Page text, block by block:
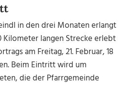
in den drei Monaten erlangt
Kilometer langen Strecke erlebt
am Freitag, 21. Februar, 18
Beim Eintritt wird um
die der Pfarrgemeinde